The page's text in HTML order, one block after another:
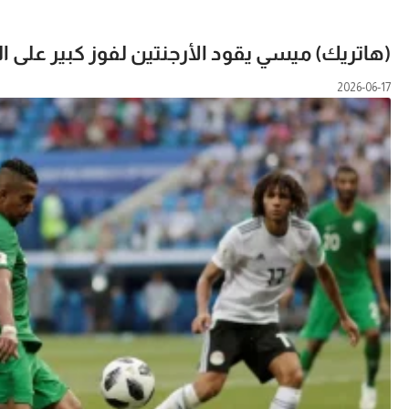
(هاتريك) ميسي يقود الأرجنتين لفوز كبير على
2026-06-17